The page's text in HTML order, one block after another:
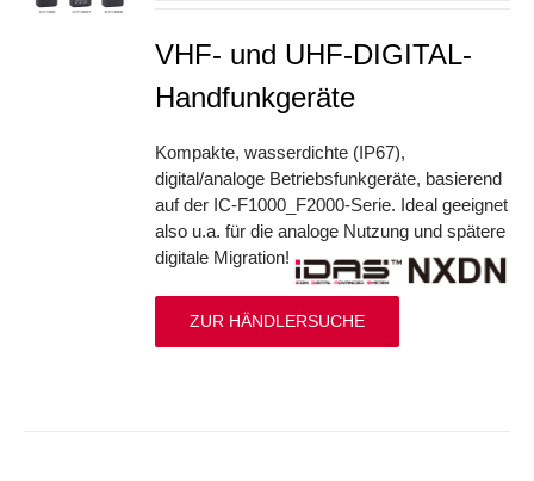
VHF- und UHF-DIGITAL-
Handfunkgeräte
Kompakte, wasserdichte (IP67),
digital/analoge Betriebsfunkgeräte, basierend
auf der IC-F1000_F2000-Serie. Ideal geeignet
also u.a. für die analoge Nutzung und spätere
digitale Migration!
ZUR HÄNDLERSUCHE